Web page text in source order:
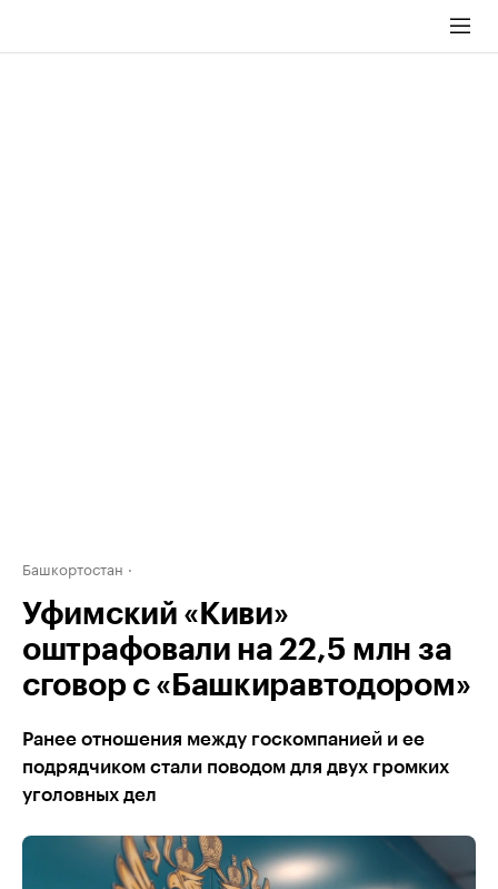
Башкортостан
Уфимский «Киви»
оштрафовали на 22,5 млн за
сговор с «Башкиравтодором»
Ранее отношения между госкомпанией и ее
подрядчиком стали поводом для двух громких
уголовных дел